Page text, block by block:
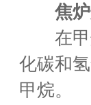
焦
在甲烷
化碳和
甲烷。